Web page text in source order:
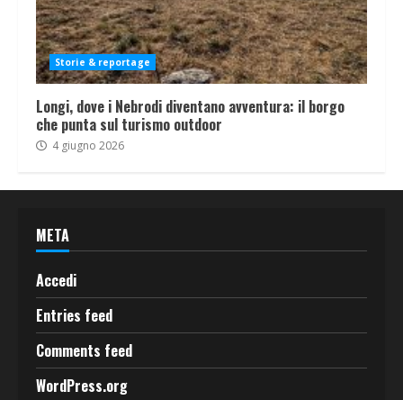
Storie & reportage
Longi, dove i Nebrodi diventano avventura: il borgo
che punta sul turismo outdoor
4 giugno 2026
META
Accedi
Entries feed
Comments feed
WordPress.org